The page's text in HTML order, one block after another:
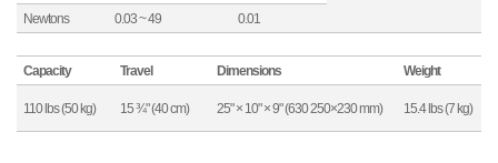
Newtons
0.03 ~ 49 0.01
Capacity Travel Dimensions Weight
110 lbs (50 kg) 15 ¾" (40 cm) 25" × 10" × 9" (630 250×230 mm) 15.4 lbs (7 kg)